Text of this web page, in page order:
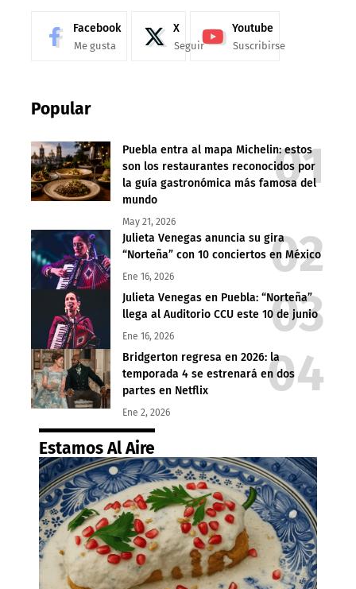
Facebook
Me gusta
X
Seguir
Youtube
Suscribirse
Popular
Puebla entra al mapa Michelin: estos
son los restaurantes reconocidos por
la guía gastronómica más famosa del
mundo
May 21, 2026
Julieta Venegas anuncia su gira
“Norteña” con 10 conciertos en México
Ene 16, 2026
Julieta Venegas en Puebla: “Norteña”
llega al Auditorio CCU este 10 de junio
Ene 16, 2026
Bridgerton regresa en 2026: la
temporada 4 se estrenará en dos
partes en Netflix
Ene 2, 2026
Estamos Al Aire